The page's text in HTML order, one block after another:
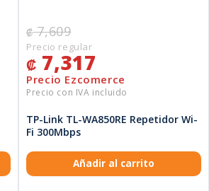
₡7,609
₡ 7,317
TP-Link TL-WA850RE Repetidor Wi-
Fi 300Mbps
Añadir al carrito